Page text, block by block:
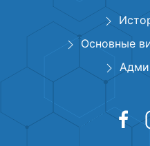
Основные